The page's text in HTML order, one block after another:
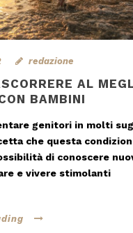
redazione
AL
BAMBINI
genitori in molti
che questa
di conoscere
e vivere stimolanti